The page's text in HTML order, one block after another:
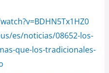
es/noticias/08652-los-
que-los-tradicionales-